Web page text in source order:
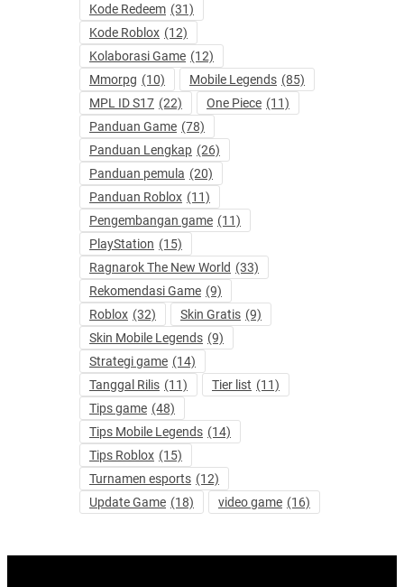
Kode Redeem (31)
Kode Roblox (12)
Kolaborasi Game (12)
Mmorpg (10) Mobile Legends (85)
MPL ID S17 (22) One Piece (11)
Panduan Game (78)
Panduan Lengkap (26)
Panduan pemula (20)
Panduan Roblox (11)
Pengembangan game (11)
PlayStation (15)
Ragnarok The New World (33)
Rekomendasi Game (9)
Roblox (32) Skin Gratis (9)
Skin Mobile Legends (9)
Strategi game (14)
Tanggal Rilis (11) Tier list (11)
Tips game (48)
Tips Mobile Legends (14)
Tips Roblox (15)
Turnamen esports (12)
Update Game (18) video game (16)